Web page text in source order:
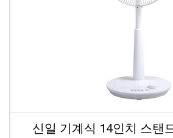
신일 기계식 14인치 스탠